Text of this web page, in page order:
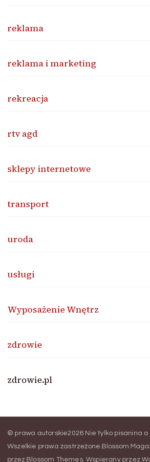
reklama
reklama i marketing
rekreacja
rtv agd
sklepy internetowe
transport
uroda
usługi
Wyposażenie Wnętrz
zdrowie
zdrowie.pl
© prawa autorskie2026 Nie tylko pisanina
Wszelkie prawa zastrzeżone. Blossom
przez Blossom Themes. Wspierany przez